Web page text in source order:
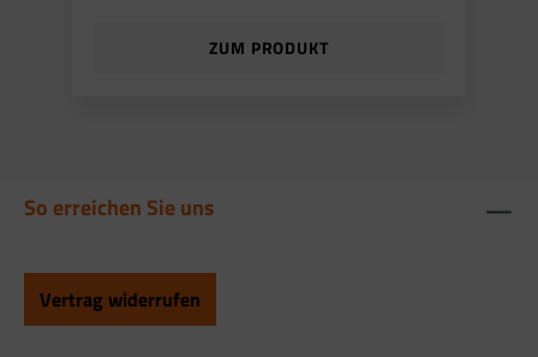
ZUM PRODUKT
So erreichen Sie uns
Vertrag widerrufen